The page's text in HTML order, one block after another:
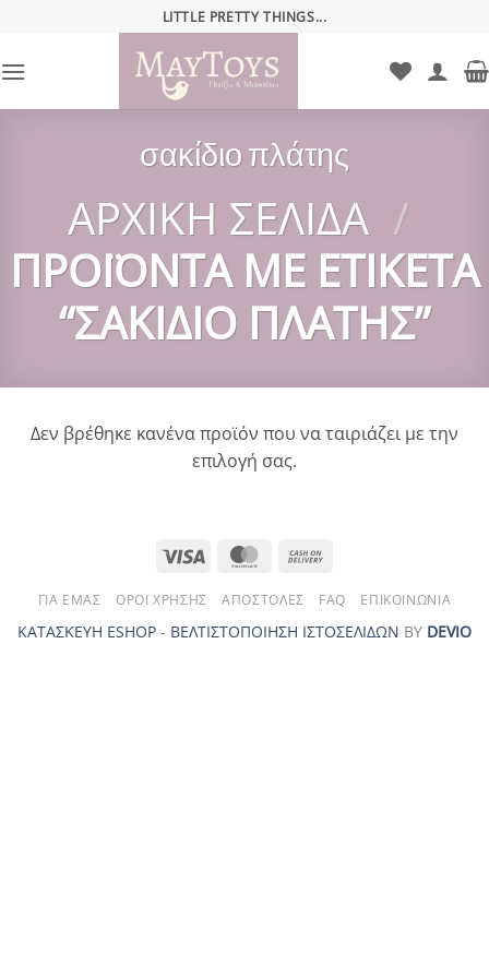
περιεχόμενο
LITTLE PRETTY THINGS...
σακίδιο πλάτης
ΑΡΧΙΚΉ ΣΕΛΊΔΑ /
ΠΡΟΪΌΝΤΑ ΜΕ ΕΤΙΚΈΤΑ
“ΣΑΚΊΔΙΟ ΠΛΆΤΗΣ”
Δεν βρέθηκε κανένα προϊόν που να ταιριάζει με την
επιλογή σας.
Visa MasterCard
Delivery
ΓΙΑ ΕΜΆΣ ΌΡΟΙ ΧΡΉΣΗΣ ΑΠΟΣΤΟΛΈΣ FAQ ΕΠΙΚΟΙΝΩΝΊΑ
ΚΑΤΑΣΚΕΥΗ ESHOP - ΒΕΛΤΙΣΤΟΠΟΙΗΣΗ ΙΣΤΟΣΕΛΙΔΩΝ ΒΥ DEVIO